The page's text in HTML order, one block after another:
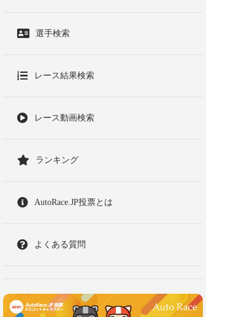
選手検索
レース結果検索
レース動画検索
ランキング
AutoRace.JP投票とは
よくある質問